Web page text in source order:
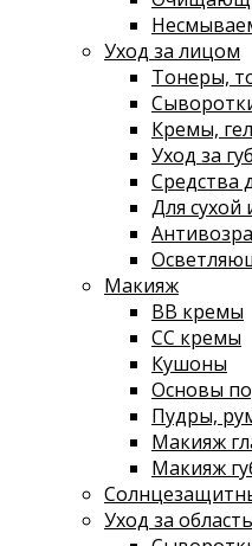
Уход за лицом
Тонеры,
Кремы,
Уход за
Средства
Для
Макияж
ВВ кремы
СС кремы
Кушоны
Основы
Пудры,
Макияж
Макияж
Уход за